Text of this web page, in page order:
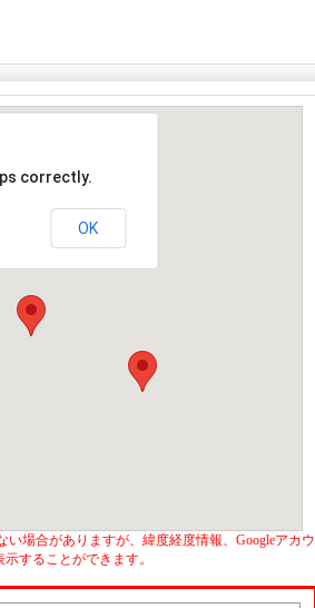
correctly.
OK
場合がありますが、緯度経度情報、Googleアカウ
することができます。